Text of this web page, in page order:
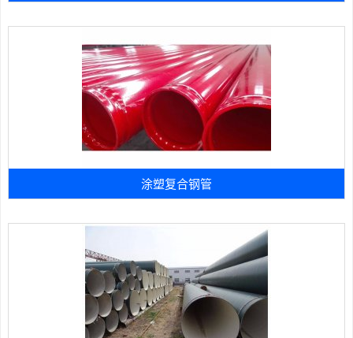
涂塑复合钢管